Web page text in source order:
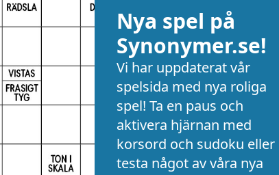
Nya spel på
Synonymer.se!
Vi har uppdaterat vår
spelsida med nya roliga
spel! Ta en paus och
aktivera hjärnan med
korsord och sudoku eller
testa något av våra nya